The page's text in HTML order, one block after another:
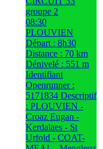
groupe 2
08:30
PLOUVIEN
Départ : 8h30
Distance : 70 km
Dénivelé : 551 m
Identifiant
Openrunner :
5171834 Descriptif
: PLOUVIEN -
Croaz Eugan -
Kerdalaes - St
Urfold - COAT-